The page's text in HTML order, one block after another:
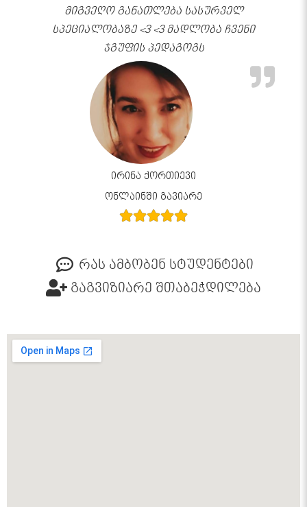
მიგვეღო განათლება სასურველ
სპეციალობაზე <3 <3 მადლობა ჩვენი
ჯგუფის პედაგოგს
ირინა ქორთიევი
ონლაინში გავიარე
რას ამბობენ სტუდენტები
გაგვიზიარე შთაბეჭდილება